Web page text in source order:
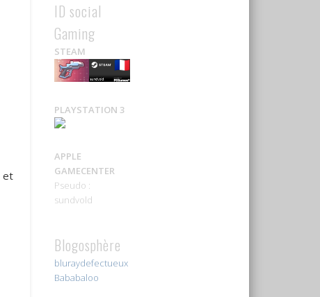
et
ID social
Gaming
STEAM
PLAYSTATION 3
APPLE
GAMECENTER
Pseudo :
sundvold
Blogosphère
bluraydefectueux
Bababaloo